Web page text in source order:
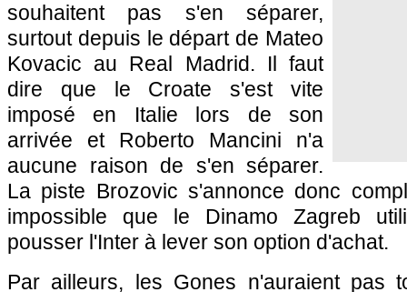
souhaitent pas s'en séparer,
surtout depuis le départ de Mateo
Kovacic au Real Madrid. Il faut
dire que le Croate s'est vite
imposé en Italie lors de son
arrivée et Roberto Mancini n'a
aucune raison de s'en séparer.
La piste Brozovic s'annonce donc
impossible que le Dinamo Zagreb
pousser l'Inter à lever son option d'achat.
Par ailleurs, les Gones n'auraient pas